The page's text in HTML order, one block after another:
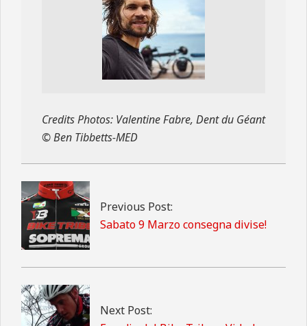
Credits Photos: Valentine Fabre, Dent du Géant
© Ben Tibbetts-MED
2019-
03-
08
Previous Post:
Sabato 9 Marzo consegna divise!
Next Post: